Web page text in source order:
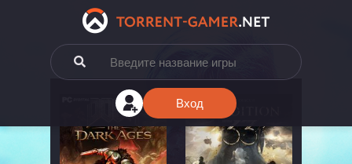
Вход